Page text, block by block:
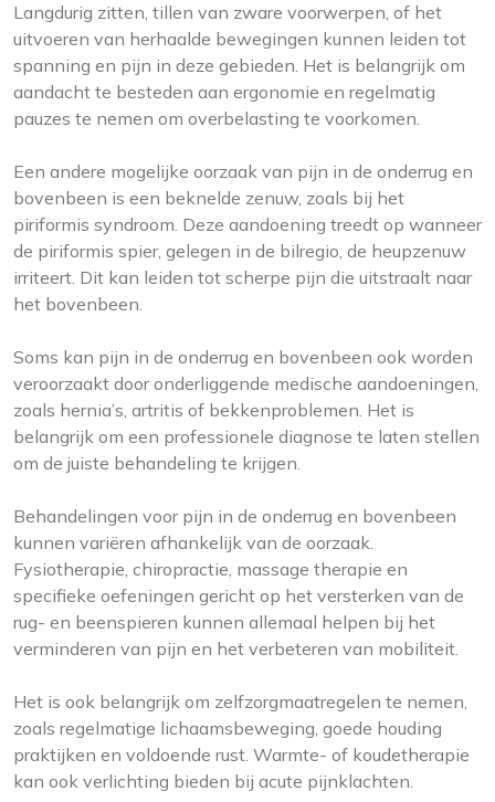
Langdurig zitten, tillen van zware voorwerpen, of het
uitvoeren van herhaalde bewegingen kunnen leiden tot
spanning en pijn in deze gebieden. Het is belangrijk om
aandacht te besteden aan ergonomie en regelmatig
pauzes te nemen om overbelasting te voorkomen.
Een andere mogelijke oorzaak van pijn in de onderrug en
bovenbeen is een beknelde zenuw, zoals bij het
piriformis syndroom. Deze aandoening treedt op wanneer
de piriformis spier, gelegen in de bilregio, de heupzenuw
irriteert. Dit kan leiden tot scherpe pijn die uitstraalt naar
het bovenbeen.
Soms kan pijn in de onderrug en bovenbeen ook worden
veroorzaakt door onderliggende medische aandoeningen,
zoals hernia’s, artritis of bekkenproblemen. Het is
belangrijk om een professionele diagnose te laten stellen
om de juiste behandeling te krijgen.
Behandelingen voor pijn in de onderrug en bovenbeen
kunnen variëren afhankelijk van de oorzaak.
Fysiotherapie, chiropractie, massage therapie en
specifieke oefeningen gericht op het versterken van de
rug- en beenspieren kunnen allemaal helpen bij het
verminderen van pijn en het verbeteren van mobiliteit.
Het is ook belangrijk om zelfzorgmaatregelen te nemen,
zoals regelmatige lichaamsbeweging, goede houding
praktijken en voldoende rust. Warmte- of koudetherapie
kan ook verlichting bieden bij acute pijnklachten.